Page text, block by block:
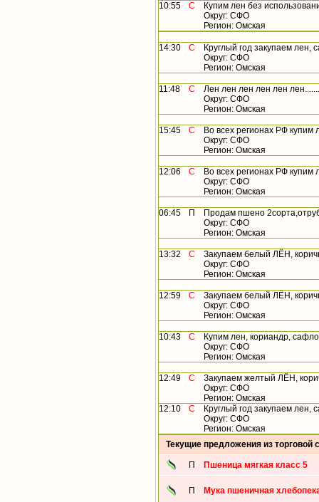
10:55 С
Купим лен без
Округ: СФО
Регион: Омская
14:30 С
Круглый год закупаем лен,
Округ: СФО
Регион: Омская
11:48 С
Лен лен лен лен лен
Округ: СФО
Регион: Омская
15:45 С
Во всех регионах РФ купим
Округ: СФО
Регион: Омская
12:06 С
Во всех регионах РФ купим
Округ: СФО
Регион: Омская
06:45 П
Продам пшено
Округ: СФО
Регион: Омская
13:32 С
Закупаем белый ЛЁН,
Округ: СФО
Регион: Омская
12:59 С
Закупаем белый ЛЁН,
Округ: СФО
Регион: Омская
10:43 С
Купим лен, кориандр,
Округ: СФО
Регион: Омская
12:49 С
Закупаем желтый ЛЁН,
Округ: СФО
Регион: Омская
12:10
С
Круглый год закупаем лен,
Округ: СФО
Регион: Омская
Текущие предложения из торговой
П Пшеница мягкая класс 5
П Мука пшеничная